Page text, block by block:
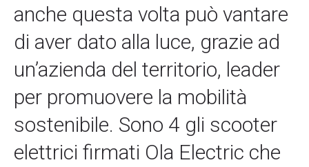
anche questa volta può vantare
di aver dato alla luce, grazie ad
un’azienda del territorio, leader
per promuovere la mobilità
sostenibile. Sono 4 gli scooter
elettrici firmati Ola Electric che